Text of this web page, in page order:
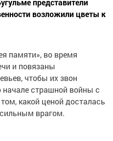
представители
возложили цветы к
памяти», во время
и повязаны
чтобы их звон
страшной войны с
какой ценой досталась
врагом.